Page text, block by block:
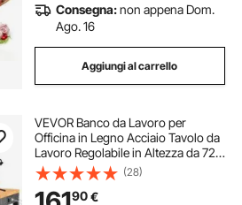
Consegna:non appena Dom.
Ago. 16
Aggiungi al carrello
VEVOR Banco da Lavoro per
Officina in Legno Acciaio Tavolo da
Lavoro Regolabile in Altezza da 72-
97 cm per Garage, Officine, Negozi
Commerciali, Officine di Riparazioni
Automobilistiche, Uffici, Case
(28)
90€